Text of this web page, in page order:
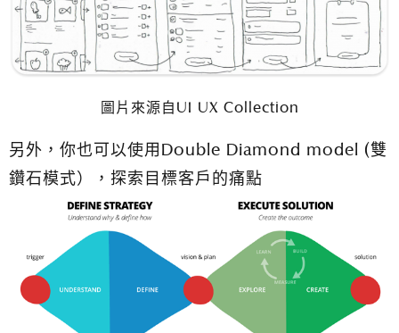
圖片來源自UI UX Collection
另外，你也可以使用Double Diamond model (雙
鑽石模式），探索目標客戶的痛點